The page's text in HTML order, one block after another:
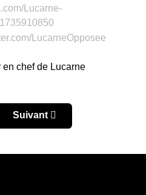
chef de Lucarne
: Lucarne asiatique :
Article suivant : Lucarne
Suivant